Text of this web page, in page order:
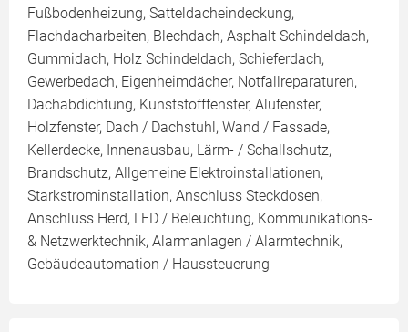
Fußbodenheizung, Satteldacheindeckung,
Flachdacharbeiten, Blechdach, Asphalt Schindeldach,
Gummidach, Holz Schindeldach, Schieferdach,
Gewerbedach, Eigenheimdächer, Notfallreparaturen,
Dachabdichtung, Kunststofffenster, Alufenster,
Holzfenster, Dach / Dachstuhl, Wand / Fassade,
Kellerdecke, Innenausbau, Lärm- / Schallschutz,
Brandschutz, Allgemeine Elektroinstallationen,
Starkstrominstallation, Anschluss Steckdosen,
Anschluss Herd, LED / Beleuchtung, Kommunikations-
& Netzwerktechnik, Alarmanlagen / Alarmtechnik,
Gebäudeautomation / Haussteuerung